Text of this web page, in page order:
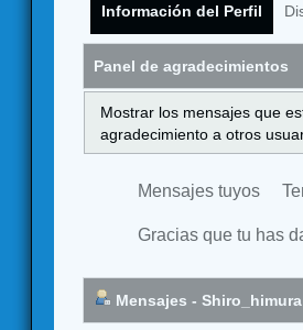
Información del Perfil
Panel de agradecimientos
Mostrar los mensajes que
agradecimiento a otros
Mensajes tuyos
Gracias que tu has
Mensajes - Shiro_himura